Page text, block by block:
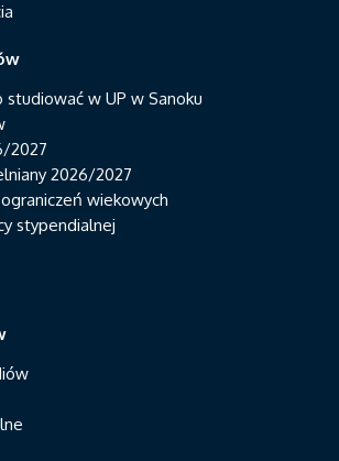
w UP w Sanoku
2027
2026/2027
wiekowych
stypendialnej